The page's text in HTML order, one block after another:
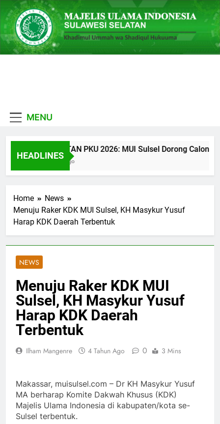
Skip
to
content
MENU
HEADLINES
CATATAN PKU 2026: MUI Sulsel Dorong Calon
3 Jam Ago
Home
News
Menuju Raker KDK MUI Sulsel, KH Masykur Yusuf
Harap KDK Daerah Terbentuk
NEWS
Menuju Raker KDK MUI
Sulsel, KH Masykur Yusuf
Harap KDK Daerah
Terbentuk
Ilham Mangenre 4 Tahun Ago 0 3 Mins
Makassar, muisulsel.com – Dr KH Masykur Yusuf
MA berharap Komite Dakwah Khusus (KDK)
Majelis Ulama Indonesia di kabupaten/kota se-
Sulsel terbentuk.